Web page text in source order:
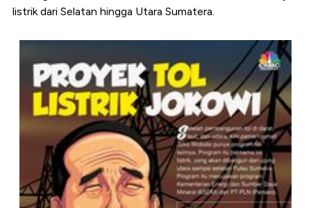
listrik dari Selatan hingga Utara Sumatera.